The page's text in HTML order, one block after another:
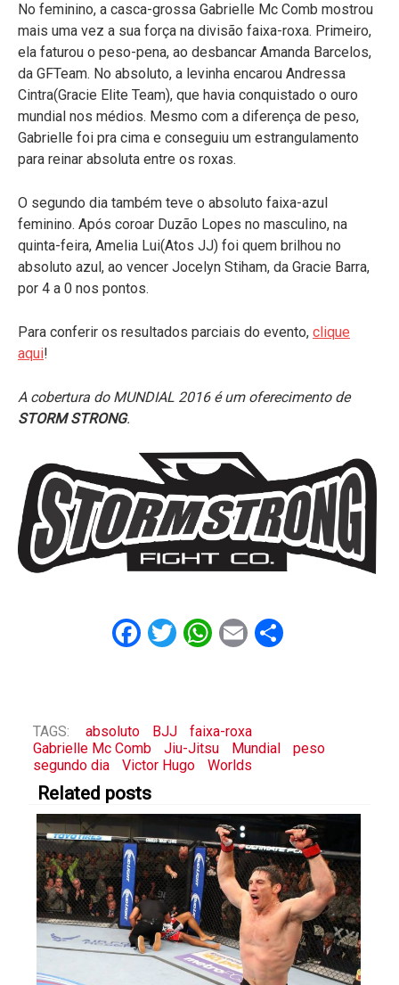
No feminino, a casca-grossa Gabrielle Mc Comb mostrou
mais uma vez a sua força na divisão faixa-roxa. Primeiro,
ela faturou o peso-pena, ao desbancar Amanda Barcelos,
da GFTeam. No absoluto, a levinha encarou Andressa
Cintra(Gracie Elite Team), que havia conquistado o ouro
mundial nos médios. Mesmo com a diferença de peso,
Gabrielle foi pra cima e conseguiu um estrangulamento
para reinar absoluta entre os roxas.
O segundo dia também teve o absoluto faixa-azul
feminino. Após coroar Duzão Lopes no masculino, na
quinta-feira, Amelia Lui(Atos JJ) foi quem brilhou no
absoluto azul, ao vencer Jocelyn Stiham, da Gracie Barra,
por 4 a 0 nos pontos.
Para conferir os resultados parciais do evento, clique
aqui!
A cobertura do MUNDIAL 2016 é um oferecimento de
STORM STRONG.
Facebook
Twitter
WhatsApp
EmailShare
TAGS: absoluto BJJ
faixa-roxa
Gabrielle Mc Comb
Jiu-Jitsu Mundial
peso
segundo dia
Victor Hugo Worlds
Related posts